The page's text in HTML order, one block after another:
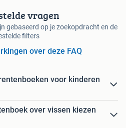
vragen
gebaseerd op je zoekopdracht en de
filters
over deze FAQ
voor kinderen
over vissen kiezen